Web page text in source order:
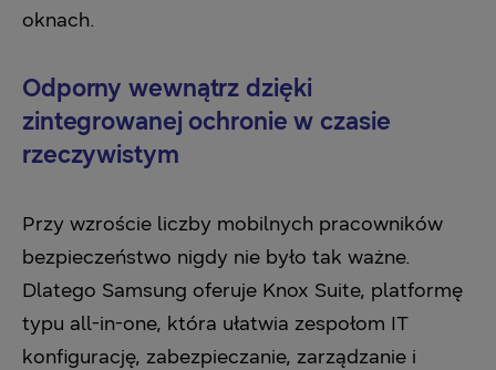
oknach.
Odporny wewnątrz dzięki
zintegrowanej ochronie w czasie
rzeczywistym
Przy wzroście liczby mobilnych pracowników
bezpieczeństwo nigdy nie było tak ważne.
Dlatego Samsung oferuje Knox Suite, platformę
typu all-in-one, która ułatwia zespołom IT
konfigurację, zabezpieczanie, zarządzanie i